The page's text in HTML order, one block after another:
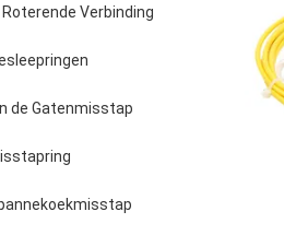
Verbinding
de Gatenmisstap